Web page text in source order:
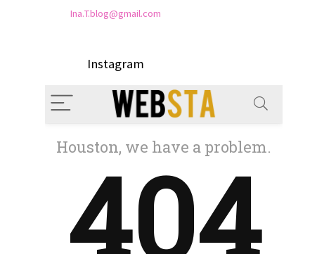
Ina.T.blog@gmail.com
Instagram